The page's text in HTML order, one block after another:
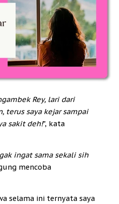
Rey, lari dari
terus saya kejar sampai
sakit deh!", kata
ingat sama sekali sih
mencoba
selama ini ternyata saya